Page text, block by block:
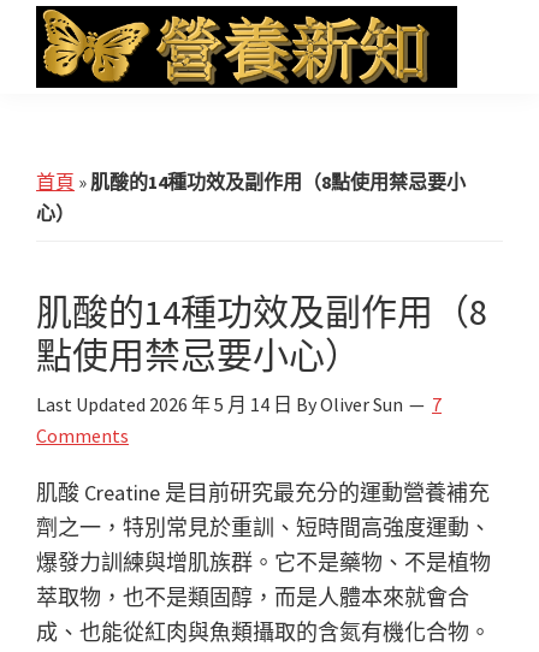
main
primary
footer
知
and
iHerb
首頁 » 肌酸的14種功效及副作用（8點使用禁忌要小
心）
肌酸的14種功效及副作用（8
點使用禁忌要小心）
Last Updated 2026 年 5 月 14 日 ByOliver Sun
7
Comments
肌酸 Creatine 是目前研究最充分的運動營養補充
劑之一，特別常見於重訓、短時間高強度運動、
爆發力訓練與增肌族群。它不是藥物、不是植物
萃取物，也不是類固醇，而是人體本來就會合
成、也能從紅肉與魚類攝取的含氮有機化合物。